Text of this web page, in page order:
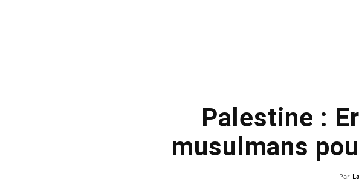
Palestine :
musulmans
Par